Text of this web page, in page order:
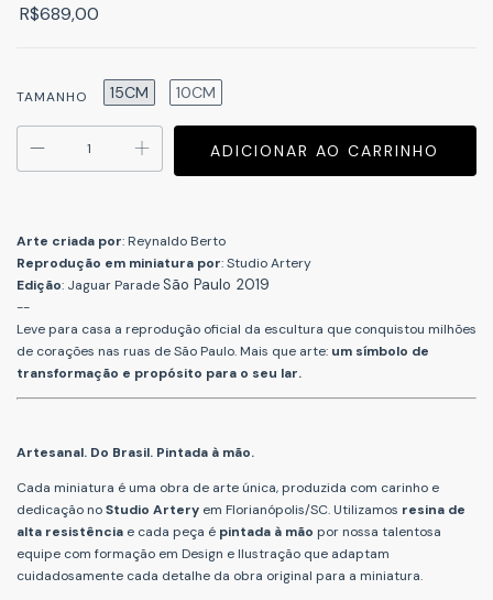
R$689,00
TAMANHO 15CM 10CM
Arte criada por: Reynaldo Berto
Reprodução em miniatura por: Studio Artery
Edição: Jaguar ParadeSão Paulo 2019
--
Leve para casa a reprodução oficial da escultura que conquistou milhões
de corações nas ruas de São Paulo. Mais que arte: um símbolo de
transformação e propósito para o seu lar.
Artesanal. Do Brasil. Pintada à mão.
Cada miniatura é uma obra de arte única, produzida com carinho e
dedicação noStudio Artery em Florianópolis/SC. Utilizamos resina de
alta resistência e cada peça é pintada à mão por nossa talentosa
equipe com formação em Design e Ilustração que adaptam
cuidadosamente cada detalhe da obra original para a miniatura.